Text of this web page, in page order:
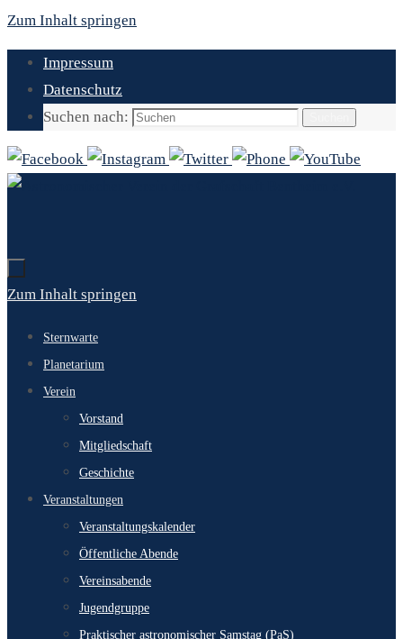
Zum Inhalt springen
Impressum
Datenschutz
Suchen nach:
Zum Inhalt springen
Sternwarte
Planetarium
Verein
Vorstand
Mitgliedschaft
Geschichte
Veranstaltungen
Veranstaltungskalender
Öffentliche Abende
Vereinsabende
Jugendgruppe
Praktischer astronomischer Samstag (PaS)